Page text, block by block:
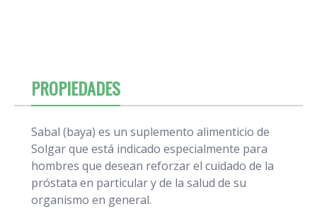
PROPIEDADES
Sabal (baya) es un suplemento alimenticio de
Solgar que está indicado especialmente para
hombres que desean reforzar el cuidado de la
próstata en particular y de la salud de su
organismo en general.